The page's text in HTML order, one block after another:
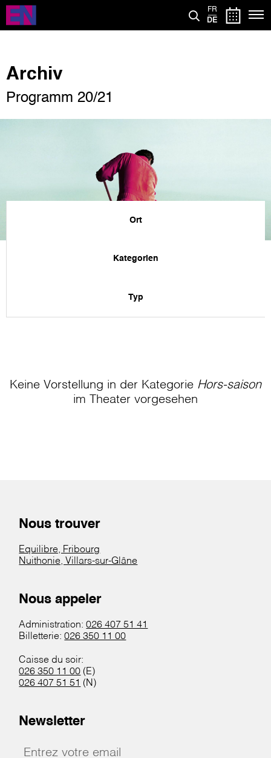
Direkt
zum
Inhalt
FR
DE
Archiv
Programm 20/21
Ort
Kategorien
Typ
Keine Vorstellung in der Kategorie Hors-saison
im Theater vorgesehen
Nous trouver
Equilibre, Fribourg
Nuithonie, Villars-sur-Glâne
Nous appeler
Administration:026 407 51 41
Billetterie:026 350 11 00
Caisse du soir:
026 350 11 00 (E)
026 407 51 51 (N)
Newsletter